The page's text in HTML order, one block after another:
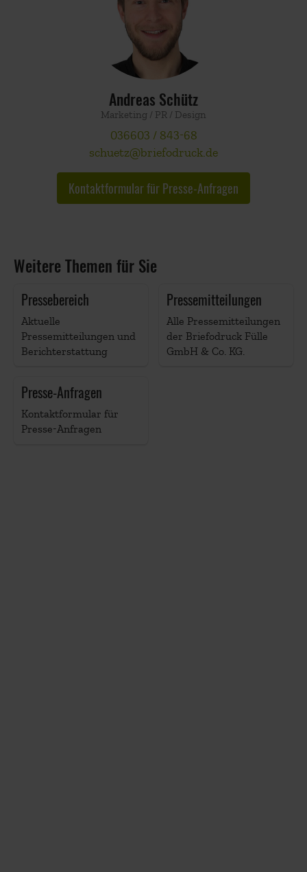
Andreas Schütz
Marketing / PR / Design
036603 / 843-68
schuetz@briefodruck.de
Kontaktformular für Presse-Anfragen
Weitere Themen für Sie
Pressebereich
Aktuelle
Pressemitteilungen und
Berichterstattung
Pressemitteilungen
Alle Pressemitteilungen
der Briefodruck Fülle
GmbH & Co. KG.
Presse-Anfragen
Kontaktformular für
Presse-Anfragen